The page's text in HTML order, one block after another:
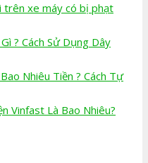
trên xe máy có bị phạt
? Cách Sử Dụng Dây
Nhiêu Tiền ? Cách Tự
Vinfast Là Bao Nhiêu?